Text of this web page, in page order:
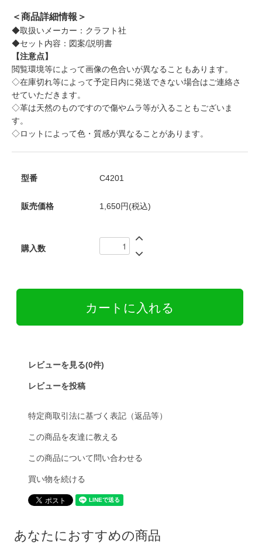
＜商品詳細情報＞
◆取扱いメーカー：クラフト社
◆セット内容：図案/説明書
【注意点】
閲覧環境等によって画像の色合いが異なることもあります。
◇在庫切れ等によって予定日内に発送できない場合はご連絡さ
せていただきます。
◇革は天然のものですので傷やムラ等が入ることもございま
す。
◇ロットによって色・質感が異なることがあります。
型番 C4201
販売価格 1,650円(税込)
購入数
レビューを見る(0件)
レビューを投稿
特定商取引法に基づく表記（返品等）
この商品を友達に教える
この商品について問い合わせる
買い物を続ける
あなたにおすすめの商品